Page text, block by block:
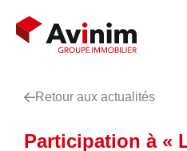
Vos besoins
Retour aux actualités
Participation à «